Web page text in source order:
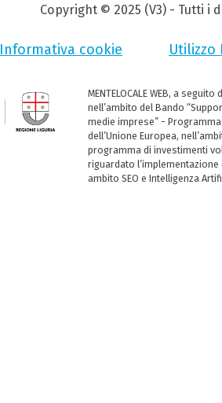
Copyright © 2025 (V3) - Tutti i
Informativa cookie Utilizzo
MENTELOCALE WEB, a
nell’ambito del Bando
medie imprese” - Programma
dell’Unione Europea,
programma di investimenti
riguardato
ambito SEO e Intelligenza